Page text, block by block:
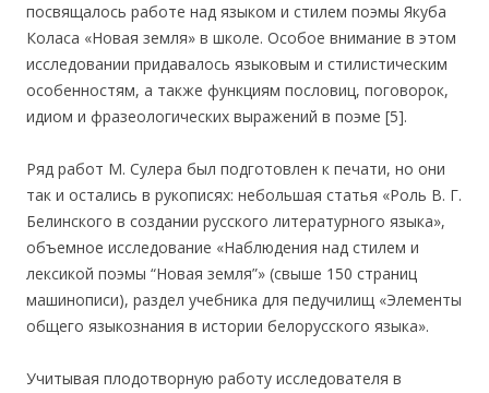
посвящалось работе над языком и стилем поэмы Якуба
Коласа «Новая земля» в школе. Особое внимание в этом
исследовании придавалось языковым и стилистическим
особенностям, а также функциям пословиц, поговорок,
идиом и фразеологических выражений в поэме [5].
Ряд работ М. Сулера был подготовлен к печати, но они
так и остались в рукописях: небольшая статья «Роль В. Г.
Белинского в создании русского литературного языка»,
объемное исследование «Наблюдения над стилем и
лексикой поэмы “Новая земля”» (свыше 150 страниц
машинописи), раздел учебника для педучилищ «Элементы
общего языкознания в истории белорусского языка».
Учитывая плодотворную работу исследователя в